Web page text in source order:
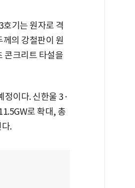
기는 원자로 격
의 강철판이 원
콘크리트 타설을
정이다. 신한울 3·
로 확대, 총
.